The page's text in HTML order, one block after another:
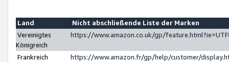
Land
Nicht abschließende Liste der Marken
Vereinigtes
Königreich
https://www.amazon.co.uk/gp/
Frankreich
https://www.amazon.fr/gp/help/customer/